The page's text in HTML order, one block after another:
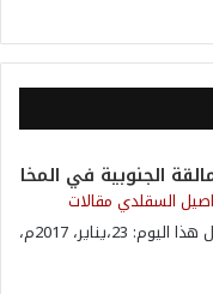
العمالقة الجنوبية في المخا
السقلدي مقالات
بقلم أصيل السقلدي في مثل هذا اليوم: 23،يناير، 2017م،